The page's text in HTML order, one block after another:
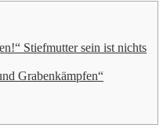
Stiefmutter sein ist nichts
Grabenkämpfen“